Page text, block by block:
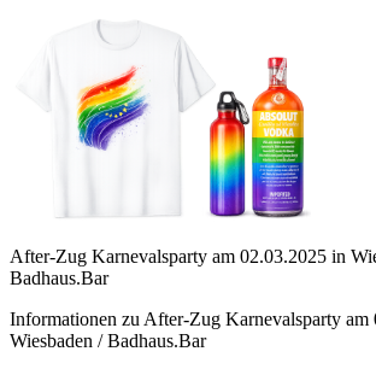
After-Zug Karnevalsparty am 02.03.2025 in
Badhaus.Bar
Informationen zu After-Zug Karnevalsparty am
Wiesbaden / Badhaus.Bar